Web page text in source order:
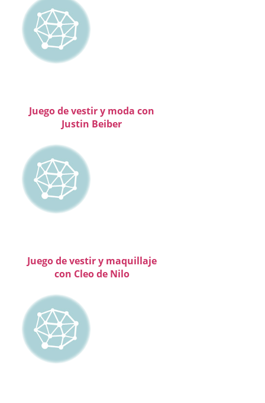
Juego de vestir y moda con
Justin Beiber
Juego de vestir y maquillaje
con Cleo de Nilo